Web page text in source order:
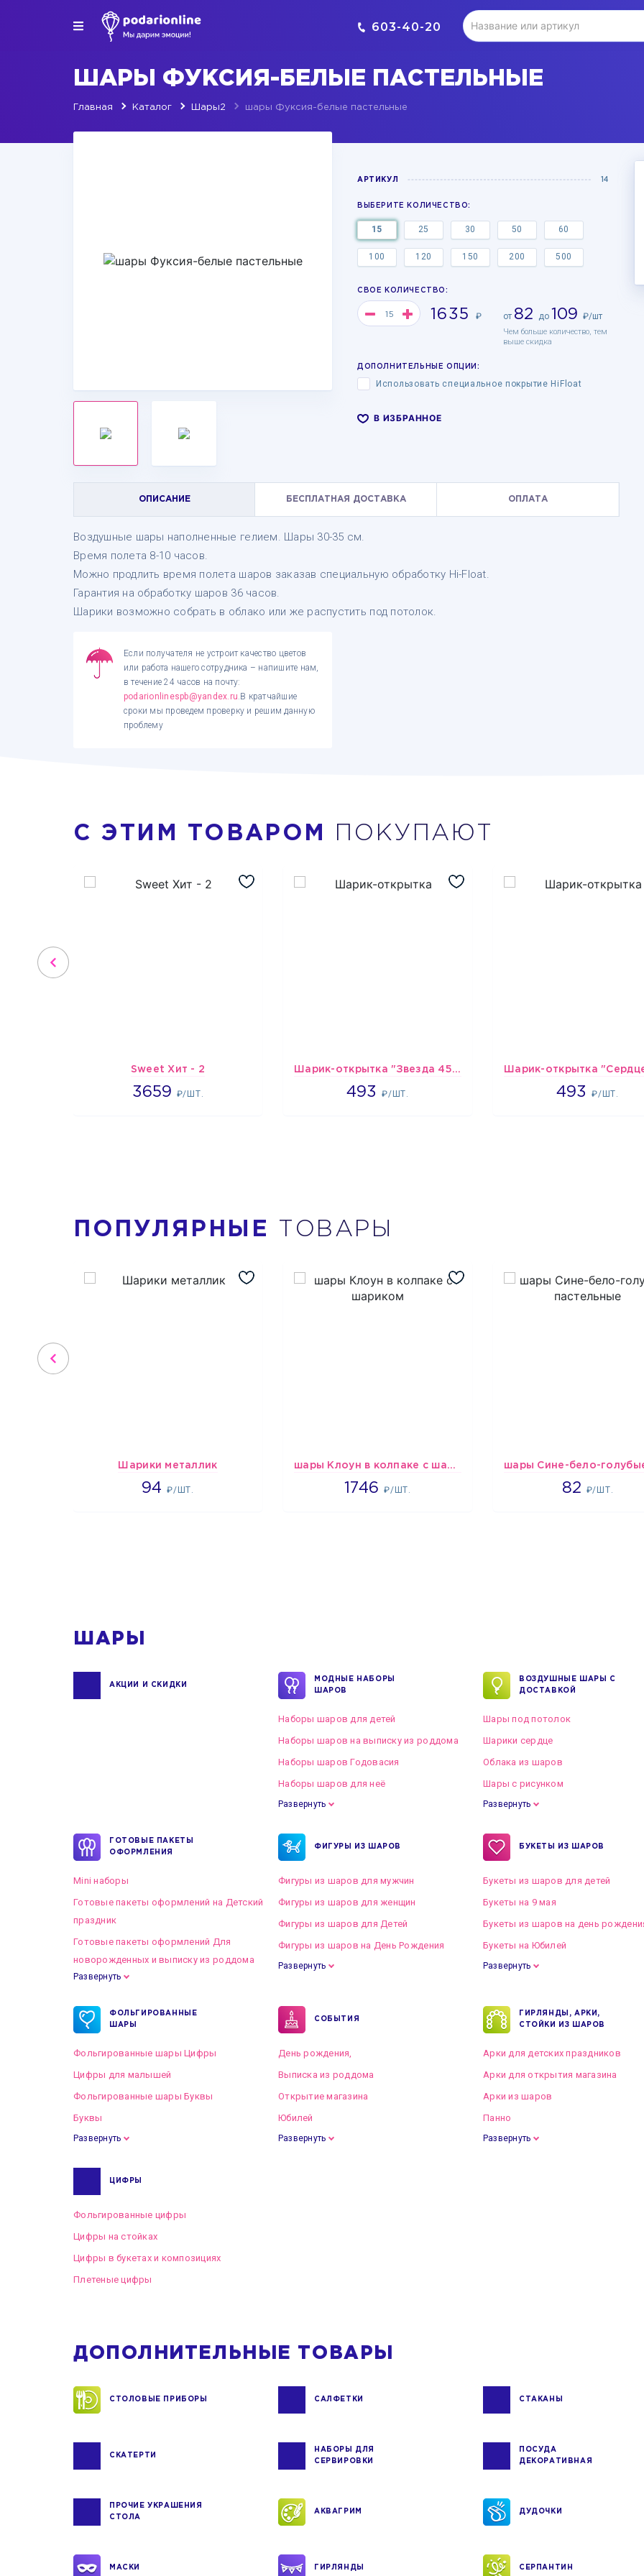
603-40-20
ШАРЫ ФУКСИЯ-БЕЛЫЕ ПАСТЕЛЬНЫЕ
Главная Каталог Шары2 шары Фуксия-белые пастельные
АРТИКУЛ 14
ВЫБЕРИТЕ КОЛИЧЕСТВО:
15 25 30 50 60
100 120 150 200 500
СВОЕ КОЛИЧЕСТВО:
1635 ₽ от 82 до 109 ₽/шт
Чем больше количество, тем
выше скидка
ДОПОЛНИТЕЛЬНЫЕ ОПЦИИ:
Использовать специальное покрытие HiFloat
В ИЗБРАННОЕ
ОПИСАНИЕ БЕСПЛАТНАЯ ДОСТАВКА ОПЛАТА
Воздушные шары наполненные гелием. Шары 30-35 см.
Время полета 8-10 часов.
Можно продлить время полета шаров заказав специальную обработку Hi-Float.
Гарантия на обработку шаров 36 часов.
Шарики возможно собрать в облако или же распустить под потолок.
Если получателя не устроит качество цветов
или работа нашего сотрудника – напишите нам,
в течение 24 часов на почту:
podarionlinespb@yandex.ru.В кратчайшие
сроки мы проведем проверку и решим данную
проблему
С ЭТИМ ТОВАРОМ ПОКУПАЮТ
Sweet Хит - 2
3659 ₽/ШТ.
3659 Шарик-открытка "Звезда 45 см" №1
493₽/ШТ.
493
493₽/ШТ.
493
ПОПУЛЯРНЫЕ ТОВАРЫ
Шарики металлик
94₽/ШТ.
1697 шары Клоун в колпаке с шариком
1746₽/ШТ.
1746
82 ₽/ШТ.
1637
ШАРЫ
АКЦИИ И СКИДКИ
МОДНЫЕ НАБОРЫ
ШАРОВ
Наборы шаров для детей
Наборы шаров на выписку из роддома
Наборы шаров Годовасия
Наборы шаров для неё
Развернуть
ВОЗДУШНЫЕ ШАРЫ С
ДОСТАВКОЙ
Шары под потолок
Шарики сердце
Облака из шаров
Шары с рисунком
Развернуть
ГОТОВЫЕ ПАКЕТЫ
ОФОРМЛЕНИЯ
Mini наборы
Готовые пакеты оформлений на Детский
праздник
Готовые пакеты оформлений Для
новорожденных и выписку из роддома
Готовые пакеты оформлений на Свадьбу
Развернуть
ФИГУРЫ ИЗ ШАРОВ
Фигуры из шаров для мужчин
Фигуры из шаров для женщин
Фигуры из шаров для Детей
Фигуры из шаров на День Рождения
Развернуть
БУКЕТЫ ИЗ ШАРОВ
Букеты из шаров для детей
Букеты на 9 мая
Букеты из шаров на день
Букеты на Юбилей
Развернуть
ФОЛЬГИРОВАННЫЕ
ШАРЫ
Фольгированные шары Цифры
Цифры для малышей
Фольгированные шары Буквы
Буквы
Развернуть
СОБЫТИЯ
День рождения,
Выписка из роддома
Открытие магазина
Юбилей
Развернуть
ГИРЛЯНДЫ, АРКИ,
СТОЙКИ ИЗ ШАРОВ
Арки для детских праздников
Арки для открытия магазина
Арки из шаров
Панно
Развернуть
ЦИФРЫ
Фольгированные цифры
Цифры на стойках
Цифры в букетах и композициях
Плетеные цифры
ДОПОЛНИТЕЛЬНЫЕ ТОВАРЫ
СТОЛОВЫЕ ПРИБОРЫ САЛФЕТКИ СТАКАНЫ
СКАТЕРТИ
НАБОРЫ ДЛЯ
СЕРВИРОВКИ
ПОСУДА
ДЕКОРАТИВНАЯ
ПРОЧИЕ УКРАШЕНИЯ
СТОЛА
АКВАГРИМ ДУДОЧКИ
МАСКИ ГИРЛЯНДЫ СЕРПАНТИН